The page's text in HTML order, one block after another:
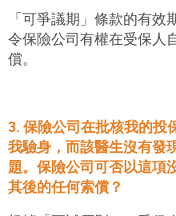
「可爭議期」條款的有效
令保險公司有權在受保人
償。
3. 保險公司在批核我的投
我驗身，而該醫生沒有發
題。保險公司可否以這項
其後的任何索償？